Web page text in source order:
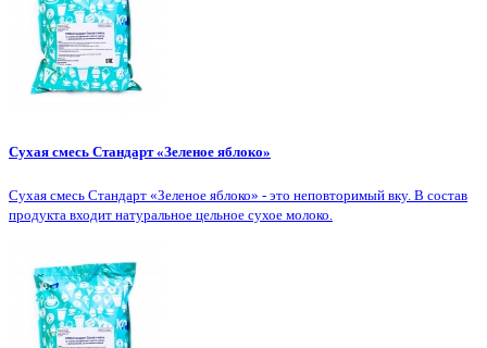
Сухая смесь Стандарт «Зеленое яблоко»
Сухая смесь Стандарт «Зеленое яблоко» - это неповторимый вку. В состав
продукта входит натуральное цельное сухое молоко.